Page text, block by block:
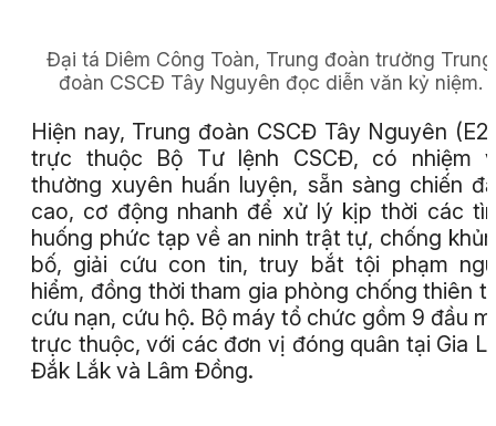
Đại tá Diêm Công Toàn, Trung đoàn trưởng Trung
đoàn CSCĐ Tây Nguyên đọc diễn văn kỷ niệm.
Hiện nay, Trung đoàn CSCĐ Tây Nguyên
trực thuộc Bộ Tư lệnh CSCĐ, có nhiệm
thường xuyên huấn luyện, sẵn sàng chiến
cao, cơ động nhanh để xử lý kịp thời các
huống phức tạp về an ninh trật tự, chống
bố, giải cứu con tin, truy bắt tội phạm
hiểm, đồng thời tham gia phòng chống thiên
cứu nạn, cứu hộ. Bộ máy tổ chức gồm 9 đầu
trực thuộc, với các đơn vị đóng quân tại Gia
Đắk Lắk và Lâm Đồng.